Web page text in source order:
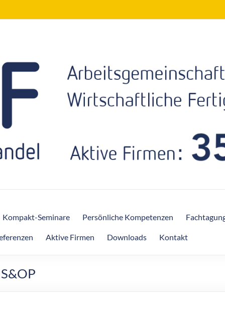
Kompakt-Seminare Persönliche Kompetenzen
Aktive Firmen Downloads Kontakt